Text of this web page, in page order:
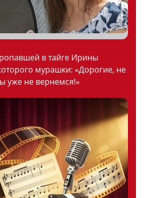
в тайге Ирины
мурашки: «Дорогие, не
уже не вернемся!»